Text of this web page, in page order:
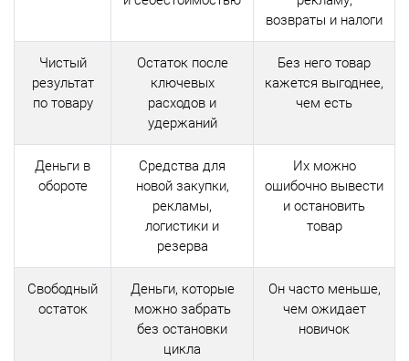
возвраты и налоги
Чистый
результат
по товару
Остаток после
ключевых
расходов и
удержаний
Без него товар
кажется выгоднее,
чем есть
Деньги в
обороте
Средства для
новой закупки,
рекламы,
логистики и
резерва
Их можно
ошибочно вывести
и остановить
товар
Свободный
остаток
Деньги, которые
можно забрать
без остановки
цикла
Он часто меньше,
чем ожидает
новичок